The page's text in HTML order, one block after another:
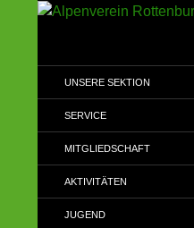
(DAV)
UNSERE SEKTION
SERVICE
MITGLIEDSCHAFT
AKTIVITÄTEN
JUGEND